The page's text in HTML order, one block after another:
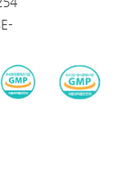
E-